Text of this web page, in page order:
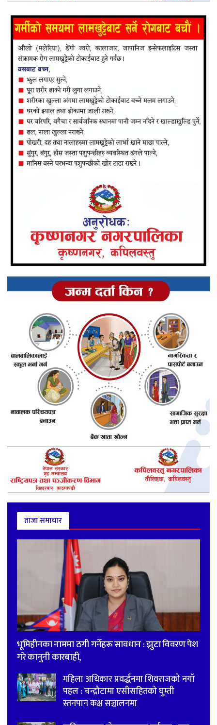
ताजा समाचार
भूमिहीनका नाममा ठगी गर्नेहरू सावधान : झुटा विवरण पेश
गरे कानुनी कारबाही,
महिला अधिकार प्रवर्द्धनमा शिवराजको नयाँ
पहल : चन्द्रौटामा एसीसहितको घुम्ती
स्तनपान कक्ष सञ्चालनमा